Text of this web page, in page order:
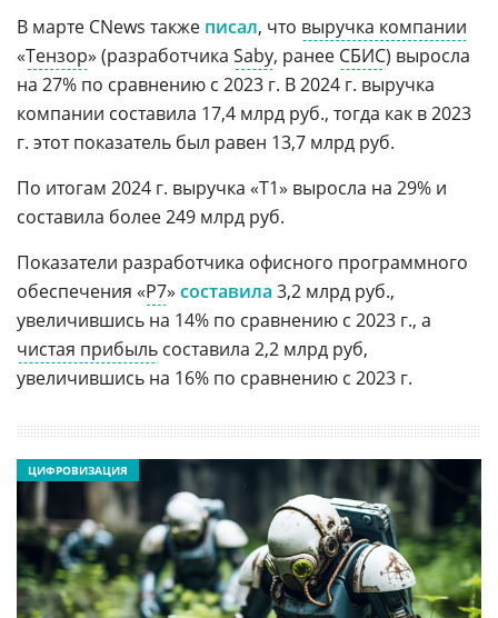
В марте CNews также писал, что выручка компании
«Тензор» (разработчика Saby, ранее СБИС) выросла
на 27% по сравнению с 2023 г. В 2024 г. выручка
компании составила 17,4 млрд руб., тогда как в 2023
г. этот показатель был равен 13,7 млрд руб.
По итогам 2024 г. выручка «Т1» выросла на 29% и
составила более 249 млрд руб.
Показатели разработчика офисного программного
обеспечения «Р7» составила 3,2 млрд руб.,
увеличившись на 14% по сравнению с 2023 г., а
чистая прибыль составила 2,2 млрд руб,
увеличившись на 16% по сравнению с 2023 г.
ЦИФРОВИЗАЦИЯ